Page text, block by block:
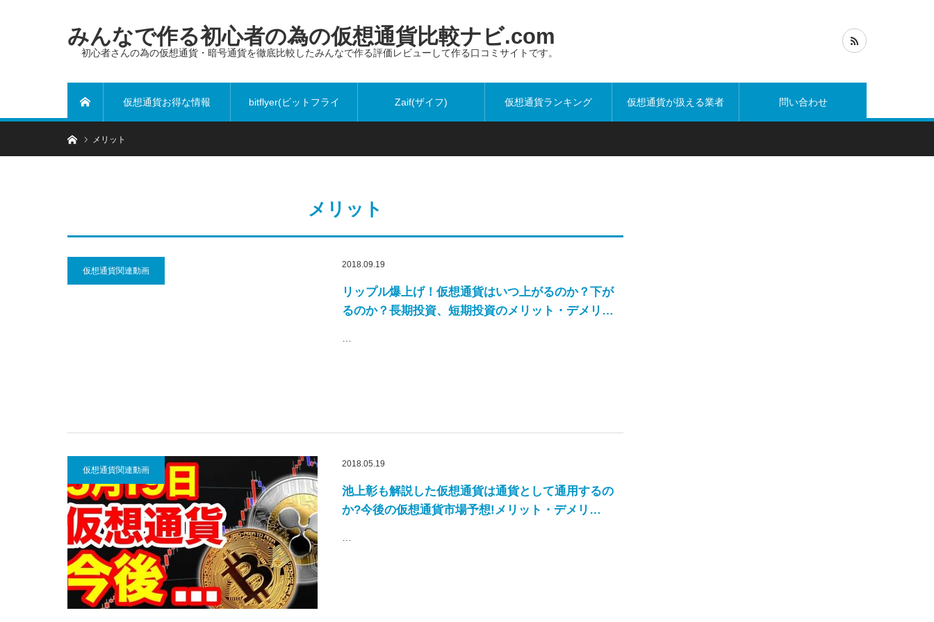
みんなで作る初心者の為の仮想通貨比較ナビ.com
初心者さんの為の仮想通貨・暗号通貨を徹底比較したみんなで作る評価レビューして作る口コミサイトです。
仮想通貨お得な情報 bitflyer(ビットフライ Zaif(ザイフ) 仮想通貨ランキング 仮想通貨が扱える業者 問い合わせ
ホームメリット
メリット
仮想通貨関連動画
2018.09.19
リップル爆上げ！仮想通貨はいつ上がるのか？下が
るのか？長期投資、短期投資のメリット・デメリ…
仮想通貨関連動画
2018.05.19
池上彰も解説した仮想通貨は通貨として通用するの
か?今後の仮想通貨市場予想!メリット・デメリ…